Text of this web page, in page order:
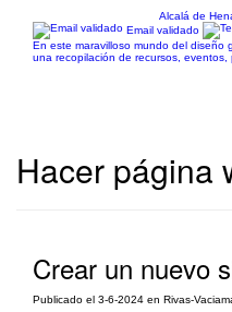
Alcalá de
Email validado
En este maravilloso mundo del diseño
una recopilación de recursos,
Hacer página
Crear un nuevo
Publicado el 3-6-2024 en Rivas-